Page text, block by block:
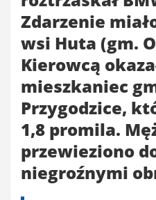
Zdarzenie
wsi Huta (gm.
Kierowcą
mieszkaniec
Przygodzice,
1,8 promila.
przewieziono
niegroźnymi